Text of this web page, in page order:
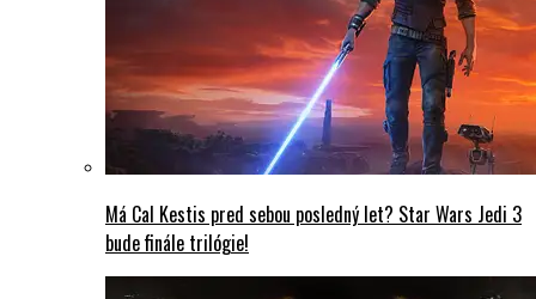
Má Cal Kestis pred sebou posledný let? Star Wars Jedi 3
bude finále trilógie!